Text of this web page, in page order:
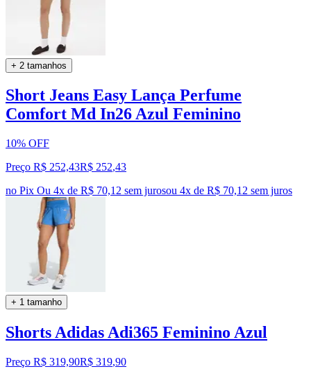
+ 2 tamanhos
Short Jeans Easy Lança Perfume
Comfort Md In26 Azul Feminino
10% OFF
Preço R$ 252,43R$ 252,43
no Pix Ou 4x de R$ 70,12 sem jurosou 4x de R$ 70,12 sem juros
+ 1 tamanho
Shorts Adidas Adi365 Feminino Azul
Preço R$ 319,90R$ 319,90